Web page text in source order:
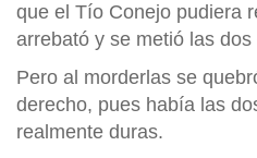
que el Tío Conejo pudiera
arrebató y se metió las dos
Pero al morderlas se
derecho, pues había las
realmente duras.